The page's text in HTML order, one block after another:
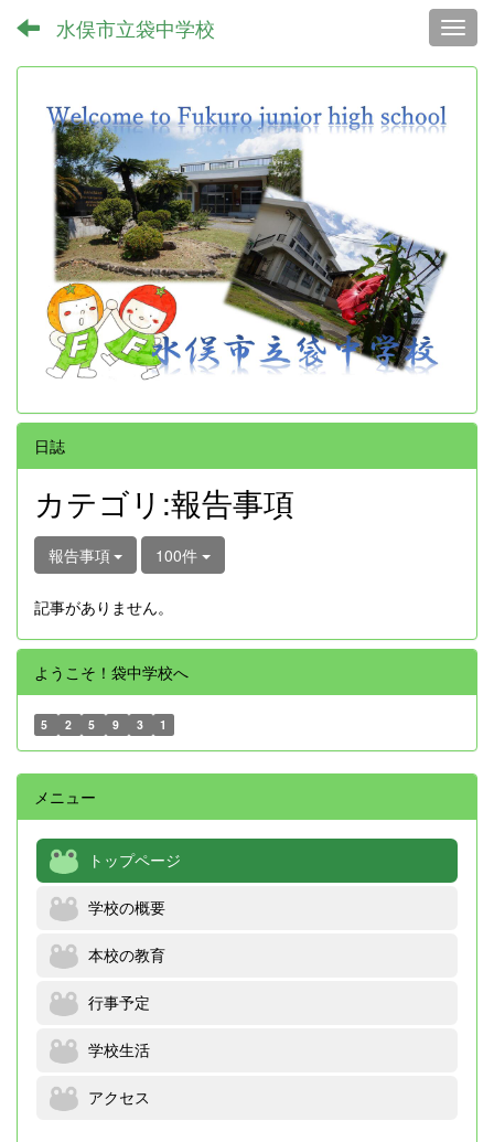
水俣市立袋中学校
日誌
カテゴリ:報告事項
報告事項 100件
記事がありません。
ようこそ！袋中学校へ
5 2 5 9 3 1
メニュー
トップページ
学校の概要
本校の教育
行事予定
学校生活
アクセス